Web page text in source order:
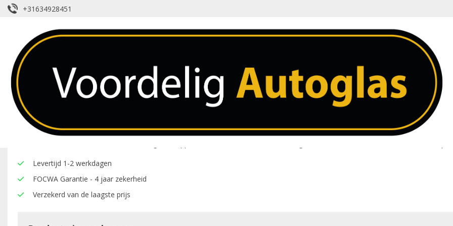
+31634928451
Lijsten – Kia – Carens
Over dit product
Levertijd 1-2 werkdagen
FOCWA Garantie - 4 jaar zekerheid
Verzekerd van de laagste prijs